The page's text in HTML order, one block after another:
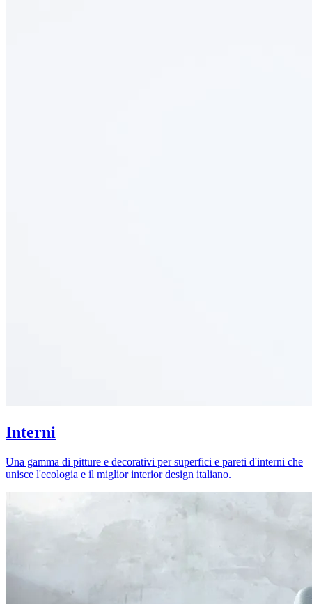
Interni
Una gamma di pitture e decorativi per superfici e pareti d'interni che
unisce l'ecologia e il miglior interior design italiano.